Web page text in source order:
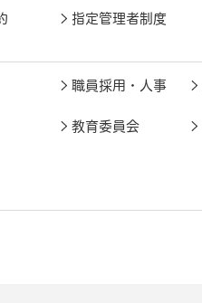
指定管理者制度
職員採用・人事
教育委員会